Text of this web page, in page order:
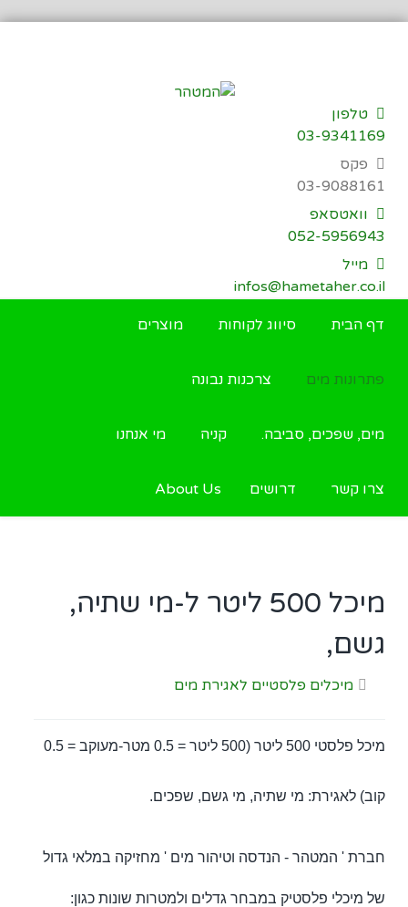
דילוג
טלפון
03-9341169
פקס
03-9088161
וואטסאפ
052-5956943
מייל
infos@hametaher.co.il
דף הבית סיווג לקוחות מוצרים
פתרונות מים צרכנות נבונה
מים, שפכים, סביבה. קניה מי אנחנו
צרו קשר דרושים About Us
מיכל 500 ליטר ל-מי שתיה,
גשם,
מיכלים פלסטיים לאגירת מים
מיכל פלסטי 500 ליטר (500 ליטר = 0.5 מטר-מעוקב = 0.5
קוב) לאגירת: מי שתיה, מי גשם, שפכים.
חברת ' המטהר - הנדסה וטיהור מים ' מחזיקה במלאי גדול
של מיכלי פלסטיק במבחר גדלים ולמטרות שונות כגון: